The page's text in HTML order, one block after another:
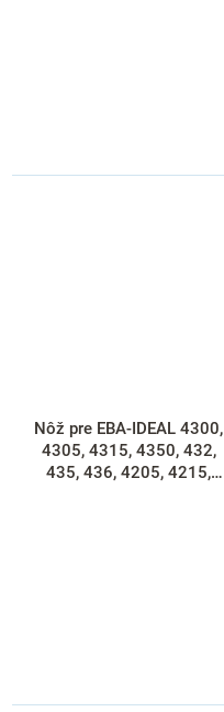
Nôž pre EBA-IDEAL 4300,
4305, 4315, 4350, 432,
435, 436, 4205, 4215,